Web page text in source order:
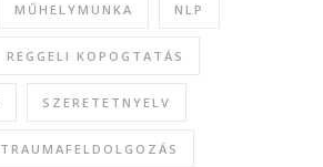
MŰHELYMUNKA NLP
REGGELI KOPOGTATÁS
SZERETETNYELV
TRAUMAFELDOLGOZÁS